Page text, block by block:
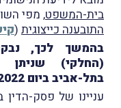
בית-המשפט, מפי
התובענה כייצוגית (
בהמשך לכך,
(החלקי) שניתן
בתל-אביב ביום 6.10.2022 בעניין רו"ח עופר מנירב
עניינו של פסק-